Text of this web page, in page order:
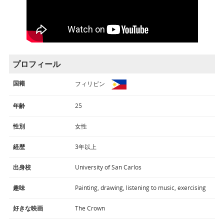
プロフィール
国籍 フィリピン
年齢 25
性別 女性
経歴 3年以上
出身校 University of San Carlos
趣味 Painting, drawing, listening to music, exercising
好きな映画 The Crown